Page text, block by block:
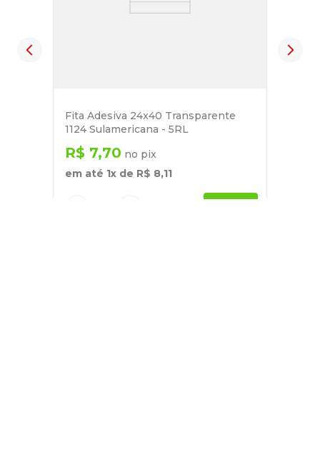
Fita Adesiva 24x40 Transparente
1124 Sulamericana - 5RL
R$ 7,70 no pix
em até 1x de R$ 8,11